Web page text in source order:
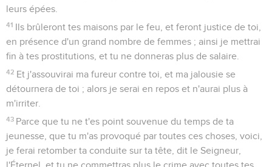
leurs épées.
41 Ils brûleront tes maisons par le feu, et feront justice de toi,
en présence d'un grand nombre de femmes ; ainsi je mettrai
fin à tes prostitutions, et tu ne donneras plus de salaire.
42 Et j'assouvirai ma fureur contre toi, et ma jalousie se
détournera de toi ; alors je serai en repos et n'aurai plus à
m'irriter.
43 Parce que tu ne t'es point souvenue du temps de ta
jeunesse, que tu m'as provoqué par toutes ces choses, voici,
je ferai retomber ta conduite sur ta tête, dit le Seigneur,
l'Éternel, et tu ne commettras plus le crime avec toutes tes